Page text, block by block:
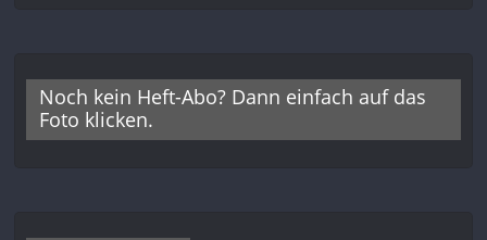
Noch kein Heft-Abo? Dann einfach auf das
Foto klicken.